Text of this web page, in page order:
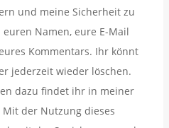
und meine Sicherheit zu
Namen, eure E-Mail
Kommentars. Ihr könnt
jederzeit wieder löschen.
dazu findet ihr in meiner
Mit der Nutzung dieses